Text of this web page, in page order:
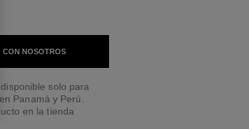
CON NOSOTROS
solo para
Panamá y Perú.
en la tienda